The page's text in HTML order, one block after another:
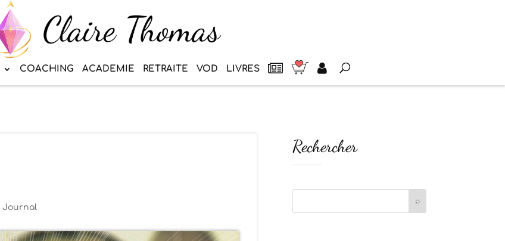
COACHING ACADEMIE RETRAITE VOD LIVRES
Journal
Rechercher